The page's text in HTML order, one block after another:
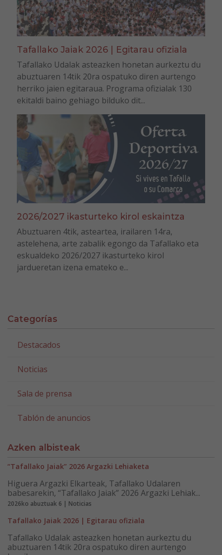
Tafallako Jaiak 2026 | Egitarau ofiziala
Tafallako Udalak asteazken honetan aurkeztu du
abuztuaren 14tik 20ra ospatuko diren aurtengo
herriko jaien egitaraua. Programa ofizialak 130
ekitaldi baino gehiago bilduko dit...
2026/2027 ikasturteko kirol eskaintza
Abuztuaren 4tik, asteartea, irailaren 14ra,
astelehena, arte zabalik egongo da Tafallako eta
eskualdeko 2026/2027 ikasturteko kirol
jardueretan izena emateko e...
Categorías
Destacados
Noticias
Sala de prensa
Tablón de anuncios
Azken albisteak
“Tafallako Jaiak” 2026 Argazki Lehiaketa
Higuera Argazki Elkarteak, Tafallako Udalaren
babesarekin, “Tafallako Jaiak” 2026 Argazki Lehiak...
2026ko abuztuak 6 | Noticias
Tafallako Jaiak 2026 | Egitarau ofiziala
Tafallako Udalak asteazken honetan aurkeztu du
abuztuaren 14tik 20ra ospatuko diren aurtengo